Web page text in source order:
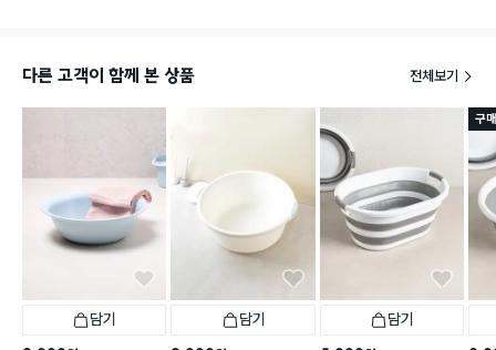
다른 고객이 함께 본 상품 전체보기
담기 담기 담기
구